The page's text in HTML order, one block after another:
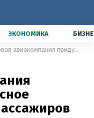
ЭКОНОМИКА
Топовая авиакомпания придумала интересное развлечение для пассажиров на борту